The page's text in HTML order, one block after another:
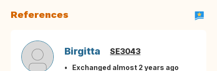
References
Birgitta SE3043
Exchanged almost 2 years ago